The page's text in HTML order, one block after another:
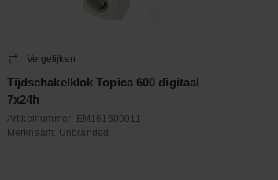
Vergelijken
Tijdschakelklok Topica 600 digitaal
7x24h
Artikelnummer: EM161500011
Merknaam: Unbranded